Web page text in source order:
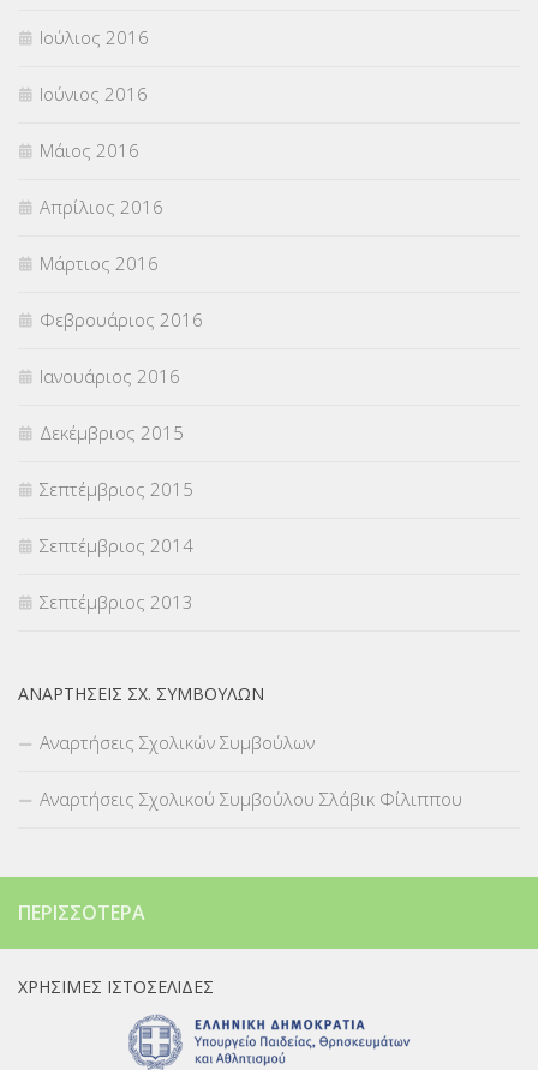
Ιούλιος 2016
Ιούνιος 2016
Μάιος 2016
Απρίλιος 2016
Μάρτιος 2016
Φεβρουάριος 2016
Ιανουάριος 2016
Δεκέμβριος 2015
Σεπτέμβριος 2015
Σεπτέμβριος 2014
Σεπτέμβριος 2013
ΑΝΑΡΤΉΣΕΙΣ ΣΧ. ΣΥΜΒΟΎΛΩΝ
Αναρτήσεις Σχολικών Συμβούλων
Αναρτήσεις Σχολικού Συμβούλου Σλάβικ Φίλιππου
ΠΕΡΙΣΣΌΤΕΡΑ
ΧΡΉΣΙΜΕΣ ΙΣΤΟΣΕΛΊΔΕΣ